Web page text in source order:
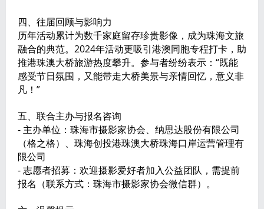
四、往届回顾与影响力
历年活动累计为数千家庭留存珍贵影像，成为珠海文旅
融合的典范。2024年活动更吸引港澳同胞专程打卡，助
推港珠澳大桥旅游热度攀升。参与者纷纷表示：“既能
感受节日氛围，又能带走大桥美景与亲情回忆，意义非
凡！”
五、联合主办与报名咨询
- 主办单位：珠海市摄影家协会、纳思达股份有限公司
（格之格）、珠海创投港珠澳大桥珠海口岸运营管理有
限公司
- 志愿者招募：欢迎摄影爱好者加入公益团队，需提前
报名（联系方式：珠海市摄影家协会微信群）。